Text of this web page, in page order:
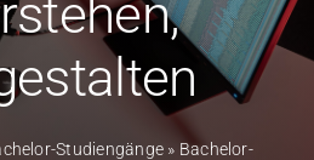
Studiengänge » Bachelor-